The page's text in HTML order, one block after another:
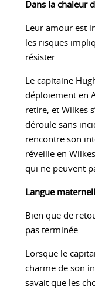
Dans la chaleur
Leur amour est
les risques
résister.
Le capitaine
déploiement en
retire, et Wilkes
déroule sans
rencontre son
réveille en
qui ne peuvent
Langue
Bien que de
pas terminée.
Lorsque le
charme de son
savait que les